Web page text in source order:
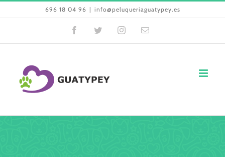
696 18 04 96 | info@peluqueriaguatypey.es
FacebookTwitter Instagram